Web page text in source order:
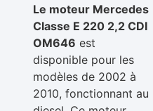
Le moteur Mercedes
Classe E 220 2,2 CDI
OM646 est
disponible pour les
modèles de 2002 à
2010, fonctionnant au